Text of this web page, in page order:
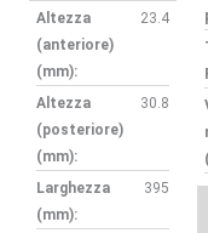
Altezza
(anteriore)
(mm):
23.4
Altezza
(posteriore)
(mm):
30.8
Larghezza
(mm):
395